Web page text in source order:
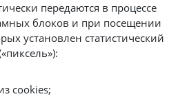
передаются в процессе
блоков и при посещении
установлен статистический
cookies;